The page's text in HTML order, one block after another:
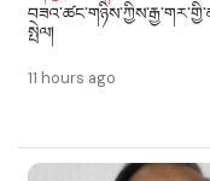
སྤེལ།
11 hours ago